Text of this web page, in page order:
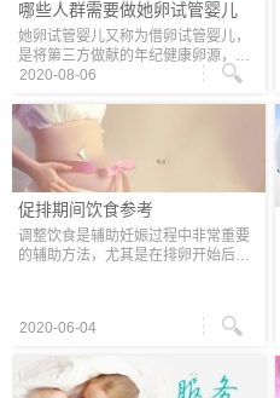
哪些人群需要做她卵试管婴儿
她卵试管婴儿又称为借卵试管婴儿，
是将第三方做献的年纪健康卵源，经
过体外受精的方法与准爸爸的精子结
期胚胎植入代妈子宫腔内持续完结妊
娠
2020-08-06
促排期间饮食参考
调整饮食是辅助妊娠过程中非常重要
的辅助方法，尤其是在排卵开始后，
促排卵药物成本的三分之一至一半，
广州
2020-06-04